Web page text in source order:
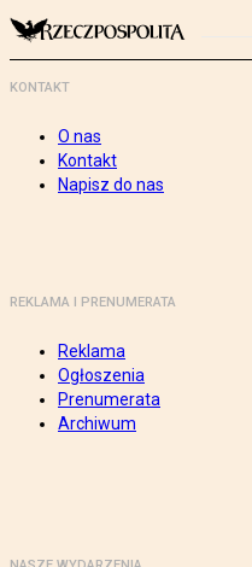
KONTAKT
O nas
Kontakt
Napisz do nas
REKLAMA I PRENUMERATA
Reklama
Ogłoszenia
Prenumerata
Archiwum